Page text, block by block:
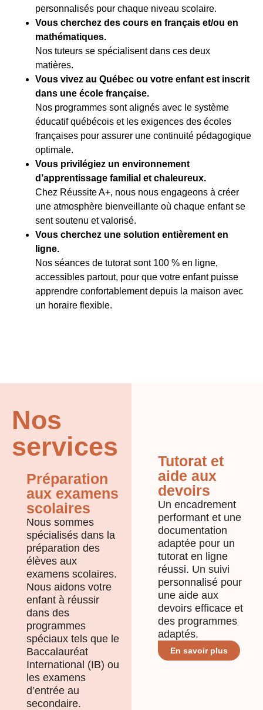
personnalisés pour chaque niveau scolaire.
Vous cherchez des cours en français et/ou en
mathématiques.
Nos tuteurs se spécialisent dans ces deux
matières.
Vous vivez au Québec ou votre enfant est inscrit
dans une école française.
Nos programmes sont alignés avec le système
éducatif québécois et les exigences des écoles
françaises pour assurer une continuité pédagogique
optimale.
Vous privilégiez un environnement
d’apprentissage familial et chaleureux.
Chez Réussite A+, nous nous engageons à créer
une atmosphère bienveillante où chaque enfant se
sent soutenu et valorisé.
Vous cherchez une solution entièrement en
ligne.
Nos séances de tutorat sont 100 % en ligne,
accessibles partout, pour que votre enfant puisse
apprendre confortablement depuis la maison avec
un horaire flexible.
Nos
services
Préparation
aux examens
scolaires
Nous sommes
spécialisés dans la
préparation des
élèves aux
examens scolaires.
Nous aidons votre
enfant à réussir
dans des
programmes
spéciaux tels que le
Baccalauréat
International (IB) ou
les examens
d’entrée au
secondaire.
Tutorat et
aide aux
devoirs
Un encadrement
performant et une
documentation
adaptée pour un
tutorat en ligne
réussi. Un suivi
personnalisé pour
une aide aux
devoirs efficace et
des programmes
adaptés.
En savoir plus